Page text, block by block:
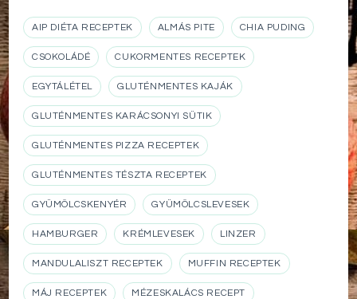
AIP DIÉTA RECEPTEK ALMÁS PITE CHIA PUDING
CSOKOLÁDÉ CUKORMENTES RECEPTEK
EGYTÁLÉTEL GLUTÉNMENTES KAJÁK
GLUTÉNMENTES KARÁCSONYI SÜTIK
GLUTÉNMENTES PIZZA RECEPTEK
GLUTÉNMENTES TÉSZTA RECEPTEK
GYÜMÖLCSKENYÉR GYÜMÖLCSLEVESEK
HAMBURGER KRÉMLEVESEK LINZER
MANDULALISZT RECEPTEK MUFFIN RECEPTEK
MÁJ RECEPTEK MÉZESKALÁCS RECEPT